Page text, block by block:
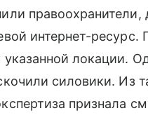
интернет-
локации.
силовики. Из
признала